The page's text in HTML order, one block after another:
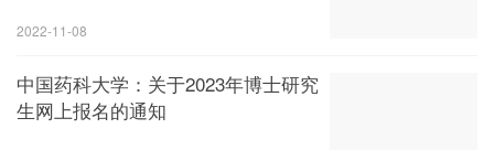
2022-11-08
中国药科大学：关于2023年博士研究
生网上报名的通知